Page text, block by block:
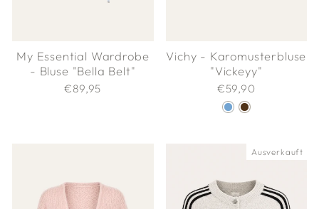
My Essential Wardrobe
- Bluse "Bella Belt"
€89,95
Vichy - Karomusterbluse
"Vickeyy"
€59,90
Ausverkauft